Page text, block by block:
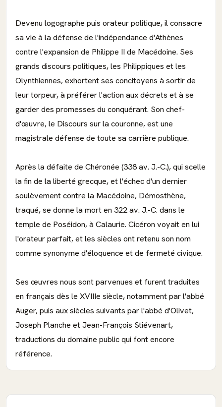
Devenu logographe puis orateur politique, il consacre
sa vie à la défense de l'indépendance d'Athènes
contre l'expansion de Philippe II de Macédoine. Ses
grands discours politiques, les Philippiques et les
Olynthiennes, exhortent ses concitoyens à sortir de
leur torpeur, à préférer l'action aux décrets et à se
garder des promesses du conquérant. Son chef-
d'œuvre, le Discours sur la couronne, est une
magistrale défense de toute sa carrière publique.
Après la défaite de Chéronée (338 av. J.-C.), qui scelle
la fin de la liberté grecque, et l'échec d'un dernier
soulèvement contre la Macédoine, Démosthène,
traqué, se donne la mort en 322 av. J.-C. dans le
temple de Poséidon, à Calaurie. Cicéron voyait en lui
l'orateur parfait, et les siècles ont retenu son nom
comme synonyme d'éloquence et de fermeté civique.
Ses œuvres nous sont parvenues et furent traduites
en français dès le XVIIIe siècle, notamment par l'abbé
Auger, puis aux siècles suivants par l'abbé d'Olivet,
Joseph Planche et Jean-François Stiévenart,
traductions du domaine public qui font encore
référence.